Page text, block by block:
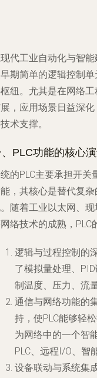
代工业自动化与智
期简单的逻辑控制
纽。尤其是在网络
，应用场景日益深
术支撑。
PLC功能的核心
的PLC主要承担开
，其核心是替代复
随着工业以太网、现
络技术的成熟，PLC
逻辑与过程控制的
了模拟量处理、
制温度、压力、流
通信与网络功能的
持，使PLC能够轻
为网络中的一个智
PLC、远程I/O、智
设备联动与系统集